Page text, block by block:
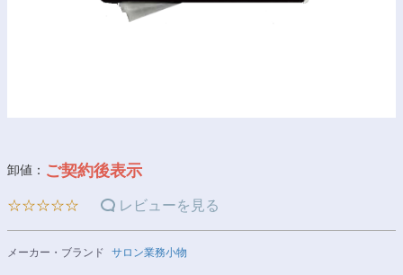
卸値： ご契約後表示
☆☆☆☆☆ レビューを見る
メーカー・ブランド サロン業務小物